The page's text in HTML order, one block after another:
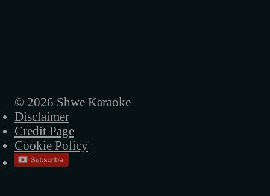
© 2026 Shwe Karaoke
Disclaimer
Credit Page
Cookie Policy